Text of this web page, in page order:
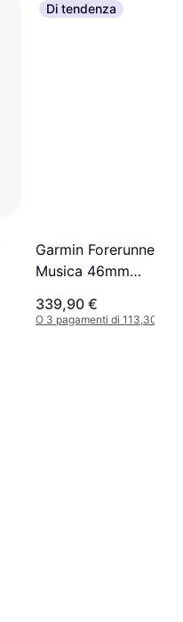
Di tendenza
Garmin Forerunner
Musica 46mm
339,90 €
O 3 pagamenti di 113,30 €